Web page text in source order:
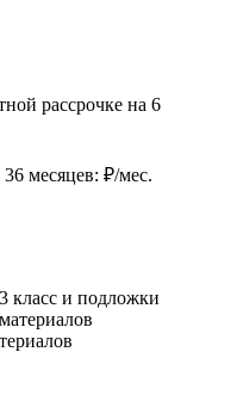
рассрочке на 6
месяцев: ₽/мес.
класс и подложки